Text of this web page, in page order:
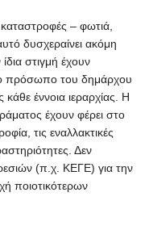
– φωτιά,
δυσχεραίνει ακόμη
στιγμή έχουν
πρόσωπο του δημάρχου
έννοια ιεραρχίας. Η
έχουν φέρει στο
τις εναλλακτικές
Δεν
(π.χ. ΚΕΓΕ) για την
ποιοτικότερων